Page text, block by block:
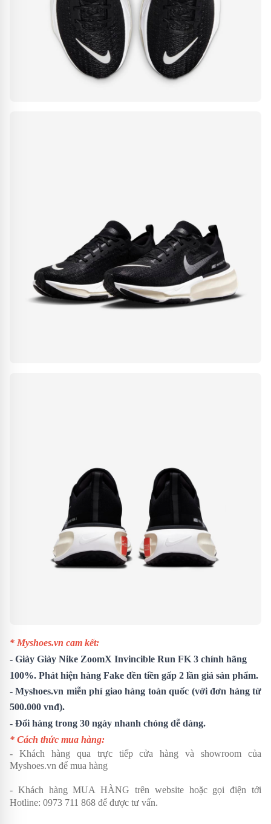
* Myshoes.vn cam kết:
- Giày Giày Nike ZoomX Invincible Run FK 3 chính hãng
100%. Phát hiện hàng Fake đền tiền gấp 2 lần giá sản phẩm.
- Myshoes.vn miễn phí giao hàng toàn quốc (với đơn hàng từ
500.000 vnđ).
- Đổi hàng trong 30 ngày nhanh chóng dễ dàng.
* Cách thức mua hàng:
- Khách hàng qua trực tiếp cửa hàng và showroom của
Myshoes.vn để mua hàng
- Khách hàng MUA HÀNG trên website hoặc gọi điện tới
Hotline: 0973 711 868 để được tư vấn.